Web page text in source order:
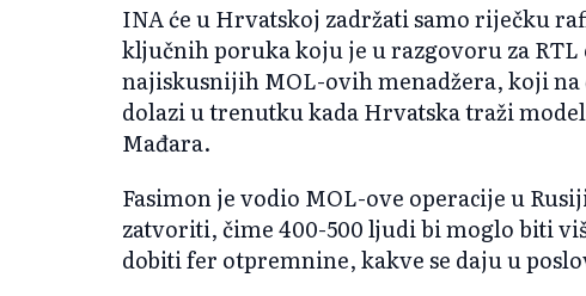
INA će u Hrvatskoj zadržati samo riječku
ključnih poruka koju je u razgovoru za
najiskusnijih MOL-ovih menadžera, koji
dolazi u trenutku kada Hrvatska traži
Mađara.
Fasimon je vodio MOL-ove operacije u
zatvoriti, čime 400-500 ljudi bi moglo biti
dobiti fer otpremnine, kakve se daju u